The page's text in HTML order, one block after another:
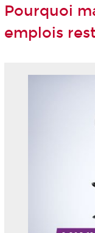
Pourquoi
emplois